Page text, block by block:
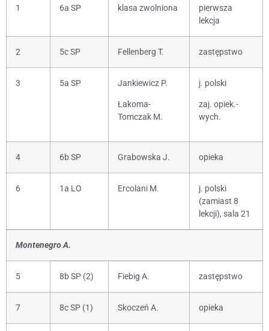
1 6a SP klasa zwolniona
pierwsza
lekcja
2 5c SP Fellenberg T. zastępstwo
3 5a SP Jankiewicz P.
Łakoma-
Tomczak M.
j. polski
zaj. opiek.-
wych.
4 6b SP Grabowska J. opieka
6 1a LO Ercolani M.
j. polski
(zamiast 8
lekcji), sala 21
Montenegro A.
5 8b SP (2) Fiebig A. zastępstwo
7 8c SP (1) Skoczeń A. opieka